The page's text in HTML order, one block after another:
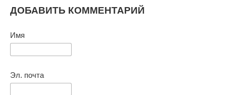
ДОБАВИТЬ КОММЕНТАРИЙ
Имя
Эл. почта